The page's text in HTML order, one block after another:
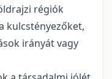
régiók
kulcstényezőket,
irányát vagy